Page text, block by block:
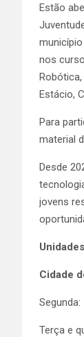
Estão
nos
Estácio,
Para
material
Desde
jovens
Cidade
Terça e